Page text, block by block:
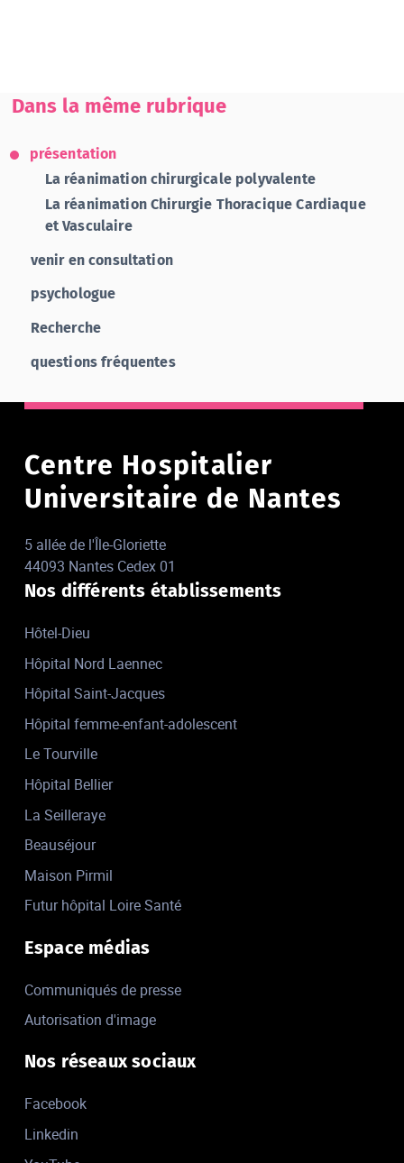
Dans la même rubrique
présentation
La réanimation chirurgicale polyvalente
La réanimation Chirurgie Thoracique Cardiaque
et Vasculaire
venir en consultation
psychologue
Recherche
questions fréquentes
Centre Hospitalier
Universitaire de Nantes
5 allée de l'Île-Gloriette
44093 Nantes Cedex 01
Nos différents établissements
Hôtel-Dieu
Hôpital Nord Laennec
Hôpital Saint-Jacques
Hôpital femme-enfant-adolescent
Le Tourville
Hôpital Bellier
La Seilleraye
Beauséjour
Maison Pirmil
Futur hôpital Loire Santé
Espace médias
Communiqués de presse
Autorisation d'image
Nos réseaux sociaux
Facebook
Linkedin